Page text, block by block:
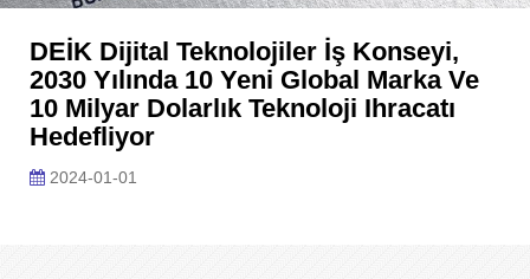
DEİK Dijital Teknolojiler İş Konseyi,
2030 Yılında 10 Yeni Global Marka Ve
10 Milyar Dolarlık Teknoloji Ihracatı
Hedefliyor
2024-01-01